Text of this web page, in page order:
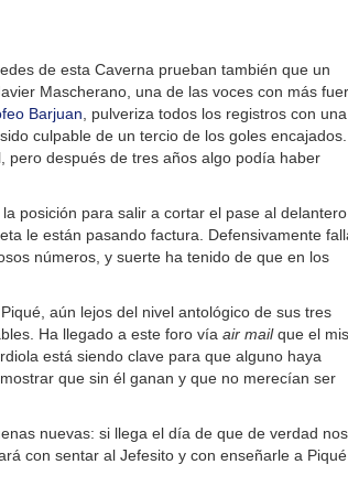
de esta Caverna prueban también que un
Mascherano, una de las voces con más
Barjuan , pulveriza todos los registros con una
culpable de un tercio de los goles
pero después de tres años algo podía haber
posición para salir a cortar el pase al
le están pasando factura. Defensivamente
números, y suerte ha tenido de que en los
aún lejos del nivel antológico de sus tres
Ha llegado a este foro vía air mailque el
está siendo clave para que alguno haya
que sin él ganan y que no merecían ser
nuevas: si llega el día de que de verdad nos
con sentar al Jefesito y con enseñarle a Piqué .